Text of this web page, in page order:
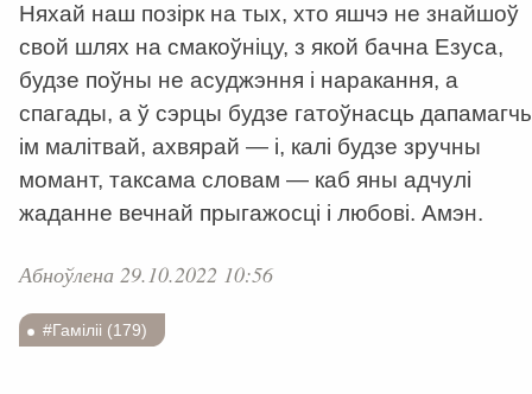
Няхай наш позірк на тых, хто яшчэ не знайшоў
свой шлях на смакоўніцу, з якой бачна Езуса,
будзе поўны не асуджэння і наракання, а
спагады, а ў сэрцы будзе гатоўнасць
ім малітвай, ахвярай — і, калі будзе зручны
момант, таксама словам — каб яны адчулі
жаданне вечнай прыгажосці і любові. Амэн.
Абноўлена 29.10.2022 10:56
#Гаміліі (179)